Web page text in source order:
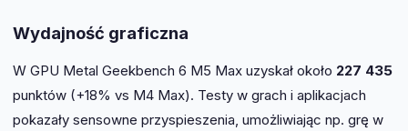
Wydajność graficzna
W GPU Metal Geekbench 6 M5 Max uzyskał około 227 435
punktów (+18% vs M4 Max). Testy w grach i aplikacjach
pokazały sensowne przyspieszenia, umożliwiając np. grę w